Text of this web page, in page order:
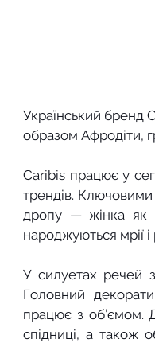
Український бренд
образом Афродіти,
Caribis працює у
трендів. Ключовими
дропу — жінка як
народжуються мрії і
У силуетах речей
Головний
працює з об’ємом.
спідниці, а також